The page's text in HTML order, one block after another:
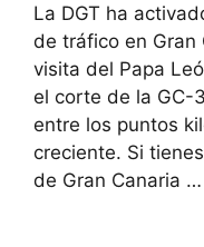
La DGT ha
de tráfico en Gran
visita del Papa
el corte de la GC-
entre los puntos
creciente. Si
de Gran Canaria …